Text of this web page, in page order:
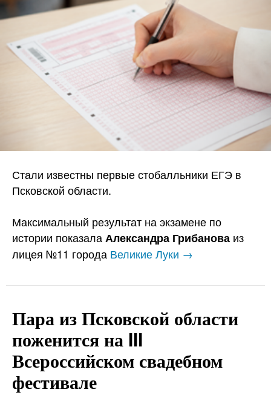
Стали известны первые стобалльники ЕГЭ в
Псковской области.
Максимальный результат на экзамене по
истории показалаАлександра Грибанова из
лицея №11 города Великие Луки →
Пара из Псковской области
поженится на III
Всероссийском свадебном
фестивале